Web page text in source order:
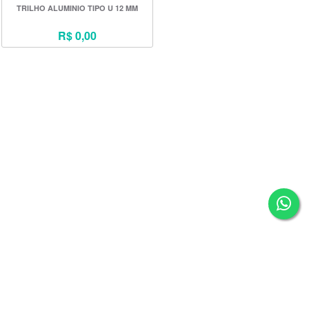
TRILHO ALUMINIO TIPO U 12 MM
R$ 0,00